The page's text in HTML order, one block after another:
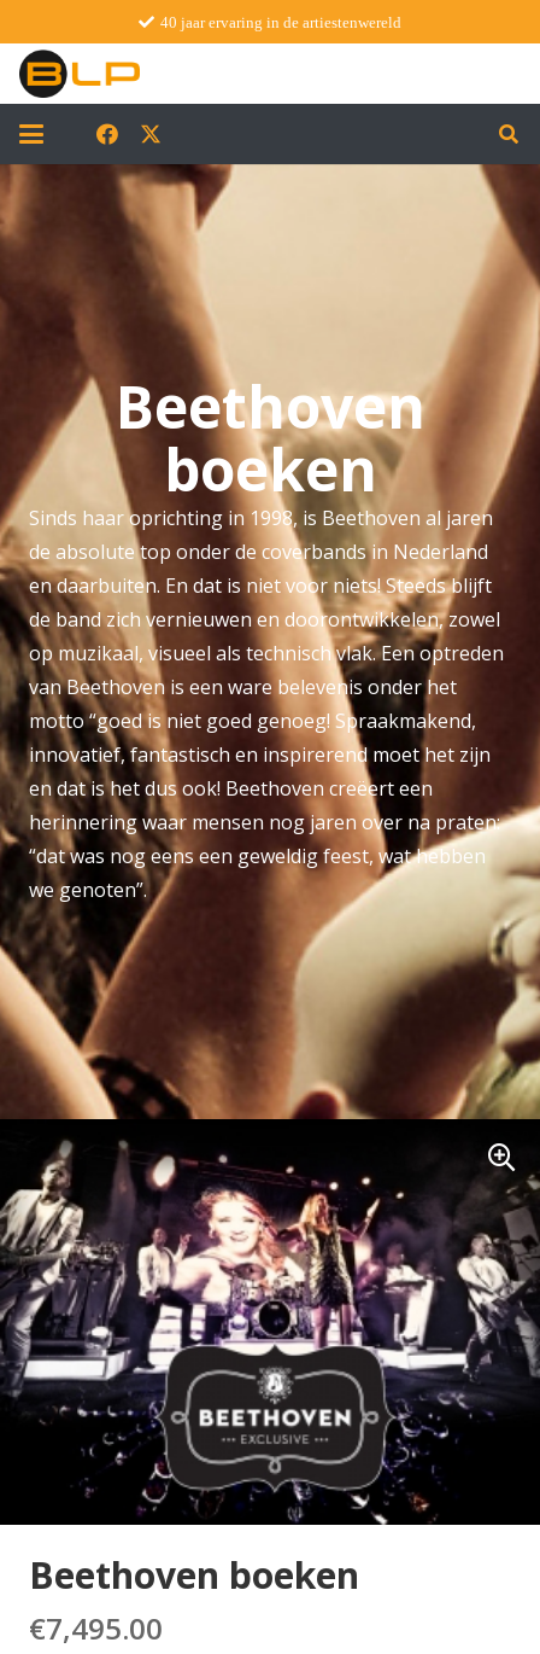
40 jaar ervaring in de artiestenwereld
Beethoven
boeken
Sinds haar oprichting in 1998, is Beethoven al jaren
de absolute top onder de coverbands in Nederland
en daarbuiten. En dat is niet voor niets! Steeds blijft
de band zich vernieuwen en doorontwikkelen, zowel
op muzikaal, visueel als technisch vlak. Een optreden
van Beethoven is een ware belevenis onder het
motto “goed is niet goed genoeg! Spraakmakend,
innovatief, fantastisch en inspirerend moet het zijn
en dat is het dus ook! Beethoven creëert een
herinnering waar mensen nog jaren over na praten:
“dat was nog eens een geweldig feest, wat hebben
we genoten”.
Beethoven boeken
€7,495.00